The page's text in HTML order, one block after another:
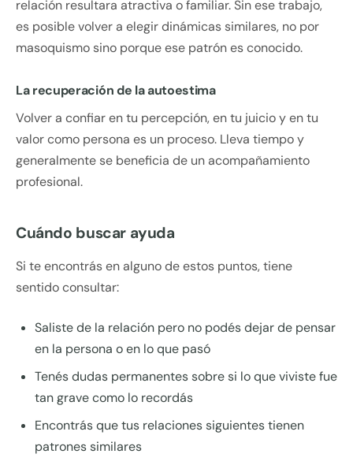
relación resultara atractiva o familiar. Sin ese trabajo,
es posible volver a elegir dinámicas similares, no por
masoquismo sino porque ese patrón es conocido.
La recuperación de la autoestima
Volver a confiar en tu percepción, en tu juicio y en tu
valor como persona es un proceso. Lleva tiempo y
generalmente se beneficia de un acompañamiento
profesional.
Cuándo buscar ayuda
Si te encontrás en alguno de estos puntos, tiene
sentido consultar:
Saliste de la relación pero no podés dejar de pensar
en la persona o en lo que pasó
Tenés dudas permanentes sobre si lo que viviste fue
tan grave como lo recordás
Encontrás que tus relaciones siguientes tienen
patrones similares